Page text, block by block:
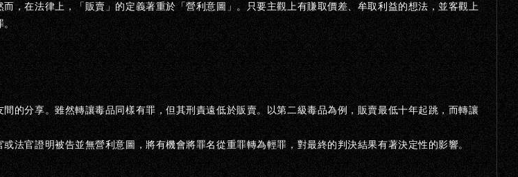
，在法律上，「販賣」的定義著重於「營利意圖」。只要主觀上有賺取價差、牟取利益的想法，並客觀上
的分享。雖然轉讓毒品同樣有罪，但其刑責遠低於販賣。以第二級毒品為例，販賣最低十年起跳，而轉讓
法官證明被告並無營利意圖，將有機會將罪名從重罪轉為輕罪，對最終的判決結果有著決定性的影響。